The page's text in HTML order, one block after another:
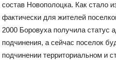
состав Новополоцка. Как стало
фактически для жителей
2000 Боровуха получила статус
подчинения, а сейчас поселок
подчинении территориальном и